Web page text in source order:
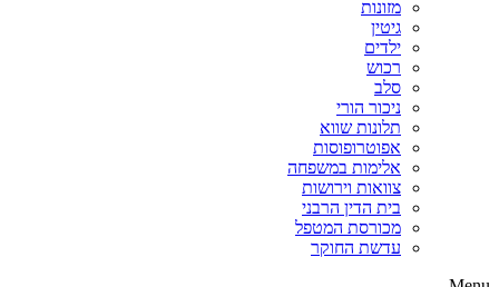
מזונות
גיטין
ילדים
רכוש
סלב
ניכור הורי
תלונות שווא
אפוטרופוסות
אלימות במשפחה
צוואות וירושות
בית הדין הרבני
מכורסת המטפל
עדשת החוקר